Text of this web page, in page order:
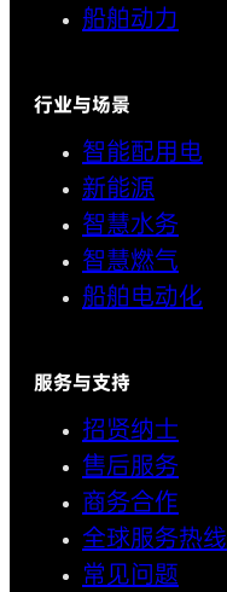
船舶动力
行业与场景
智能配用电
新能源
智慧水务
智慧燃气
船舶电动化
服务与支持
招贤纳士
售后服务
商务合作
全球服务热线
常见问题